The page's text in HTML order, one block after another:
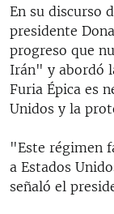
En su discurso
presidente
progreso que
Irán" y abordó
Furia Épica es
Unidos y la
"Este régimen
a Estados
señaló el